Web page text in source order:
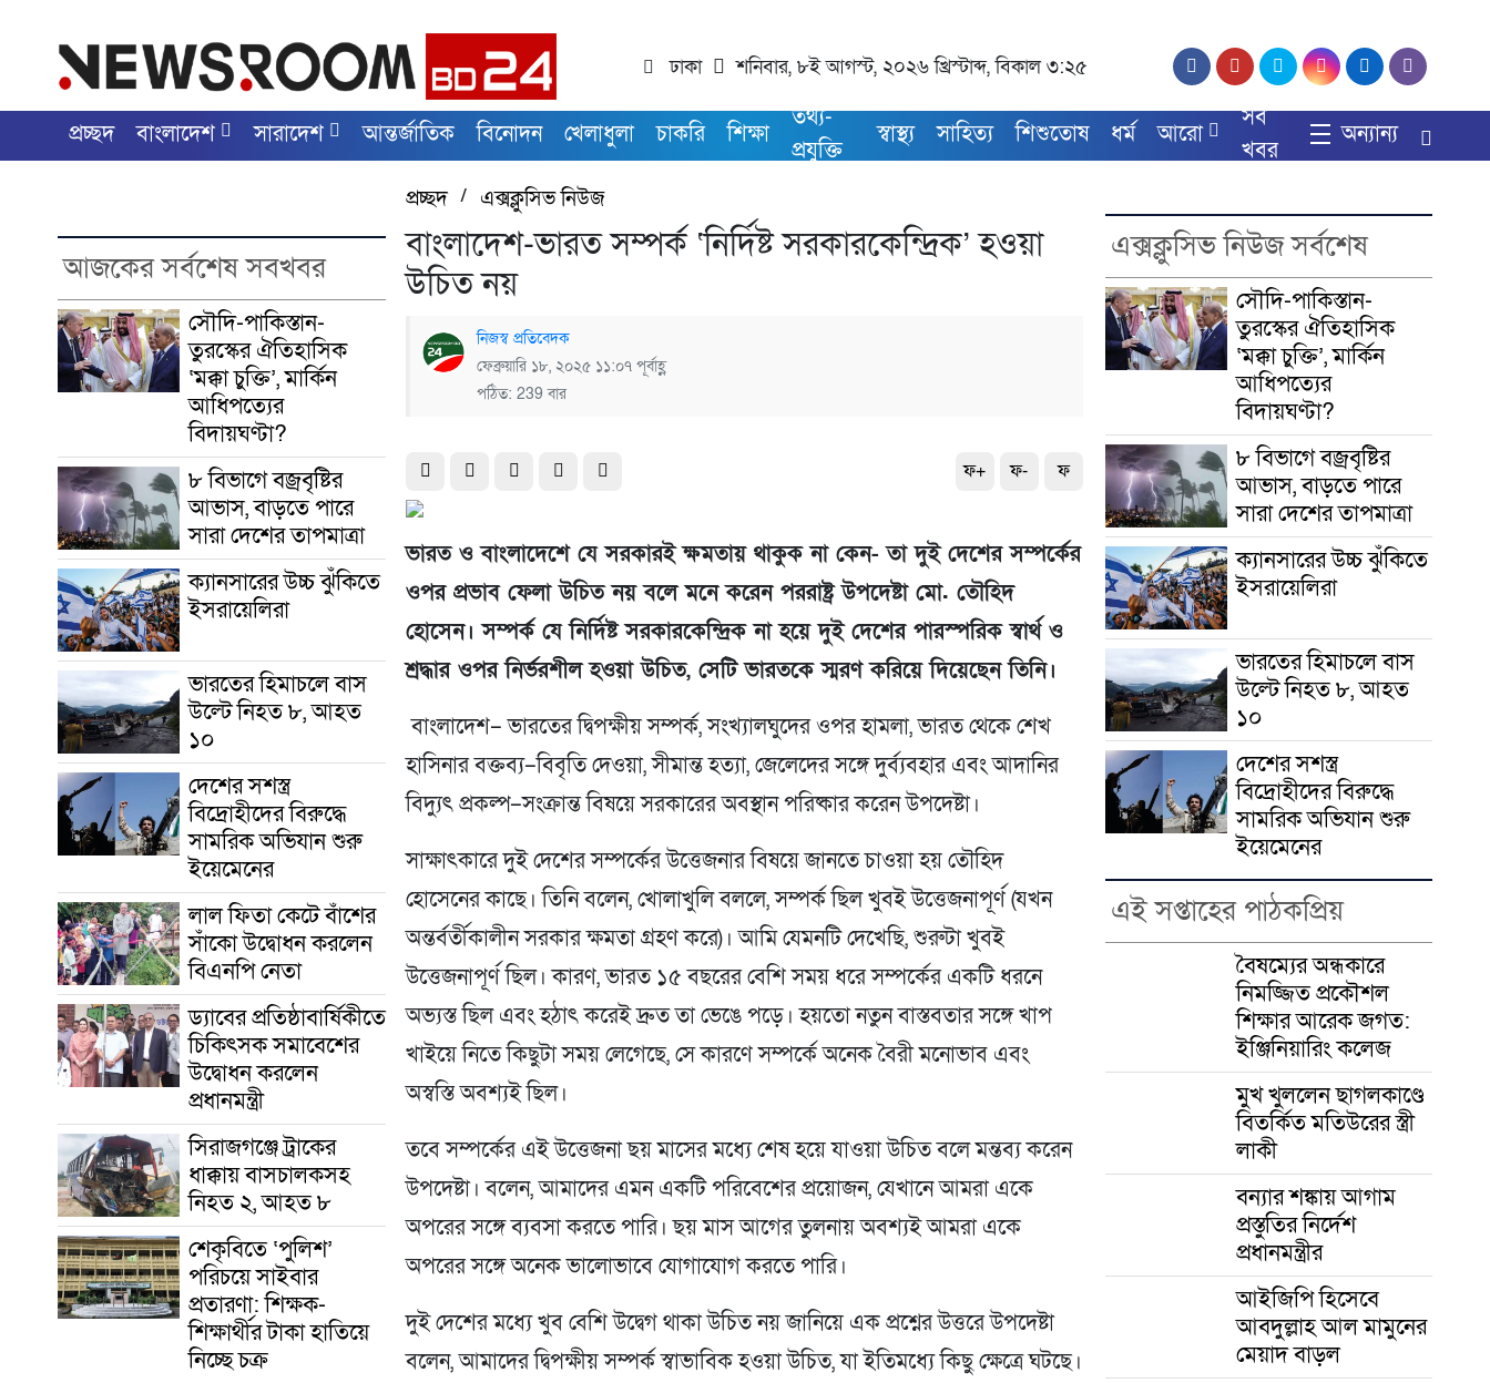
ঢাকা শনিবার, ৮ই আগস্ট, ২০২৬ খ্রিস্টাব্দ, বিকাল ৩:২৫
প্রচ্ছদ বাংলাদেশ সারাদেশ আন্তর্জাতিক বিনোদন খেলাধুলা চাকরি শিক্ষা
তথ্য-
প্রযুক্তি
স্বাস্থ্য সাহিত্য শিশুতোষ ধর্ম আরো
সব
খবর
অন্যান্য
আজকের সর্বশেষ সবখবর
সৌদি-পাকিস্তান-
তুরস্কের ঐতিহাসিক
‘মক্কা চুক্তি’, মার্কিন
আধিপত্যের
বিদায়ঘণ্টা?
৮ বিভাগে বজ্রবৃষ্টির
আভাস, বাড়তে পারে
সারা দেশের তাপমাত্রা
ক্যানসারের উচ্চ ঝুঁকিতে
ইসরায়েলিরা
ভারতের হিমাচলে বাস
উল্টে নিহত ৮, আহত
১০
দেশের সশস্ত্র
বিদ্রোহীদের বিরুদ্ধে
সামরিক অভিযান শুরু
ইয়েমেনের
লাল ফিতা কেটে বাঁশের
সাঁকো উদ্বোধন করলেন
বিএনপি নেতা
ড্যাবের প্রতিষ্ঠাবার্ষিকীতে
চিকিৎসক সমাবেশের
উদ্বোধন করলেন
প্রধানমন্ত্রী
সিরাজগঞ্জে ট্রাকের
ধাক্কায় বাসচালকসহ
নিহত ২, আহত ৮
শেকৃবিতে ‘পুলিশ’
পরিচয়ে সাইবার
প্রতারণা: শিক্ষক-
শিক্ষার্থীর টাকা হাতিয়ে
নিচ্ছে চক্র
প্রচ্ছদ/ এক্সক্লুসিভ নিউজ
বাংলাদেশ-ভারত সম্পর্ক ‘নির্দিষ্ট সরকারকেন্দ্রিক’ হওয়া
উচিত নয়
নিজস্ব প্রতিবেদক
ফেব্রুয়ারি ১৮, ২০২৫ ১১:০৭ পূর্বাহ্ণ
পঠিত: 239 বার
ফ+ ফ- ফ
ভারত ও বাংলাদেশে যে সরকারই ক্ষমতায় থাকুক না কেন- তা দুই দেশের সম্পর্কের
ওপর প্রভাব ফেলা উচিত নয় বলে মনে করেন পররাষ্ট্র উপদেষ্টা মো. তৌহিদ
হোসেন। সম্পর্ক যে নির্দিষ্ট সরকারকেন্দ্রিক না হয়ে দুই দেশের পারস্পরিক স্বার্থ ও
শ্রদ্ধার ওপর নির্ভরশীল হওয়া উচিত, সেটি ভারতকে স্মরণ করিয়ে দিয়েছেন তিনি।
বাংলাদেশ– ভারতের দ্বিপক্ষীয় সম্পর্ক, সংখ্যালঘুদের ওপর হামলা, ভারত থেকে শেখ
হাসিনার বক্তব্য–বিবৃতি দেওয়া, সীমান্ত হত্যা, জেলেদের সঙ্গে দুর্ব্যবহার এবং আদানির
বিদ্যুৎ প্রকল্প–সংক্রান্ত বিষয়ে সরকারের অবস্থান পরিষ্কার করেন উপদেষ্টা।
সাক্ষাৎকারে দুই দেশের সম্পর্কের উত্তেজনার বিষয়ে জানতে চাওয়া হয় তৌহিদ
হোসেনের কাছে। তিনি বলেন, খোলাখুলি বললে, সম্পর্ক ছিল খুবই উত্তেজনাপূর্ণ (যখন
অন্তর্বর্তীকালীন সরকার ক্ষমতা গ্রহণ করে)। আমি যেমনটি দেখেছি, শুরুটা খুবই
উত্তেজনাপূর্ণ ছিল। কারণ, ভারত ১৫ বছরের বেশি সময় ধরে সম্পর্কের একটি ধরনে
অভ্যস্ত ছিল এবং হঠাৎ করেই দ্রুত তা ভেঙে পড়ে। হয়তো নতুন বাস্তবতার সঙ্গে খাপ
খাইয়ে নিতে কিছুটা সময় লেগেছে, সে কারণে সম্পর্কে অনেক বৈরী মনোভাব এবং
অস্বস্তি অবশ্যই ছিল।
তবে সম্পর্কের এই উত্তেজনা ছয় মাসের মধ্যে শেষ হয়ে যাওয়া উচিত বলে মন্তব্য করেন
উপদেষ্টা। বলেন, আমাদের এমন একটি পরিবেশের প্রয়োজন, যেখানে আমরা একে
অপরের সঙ্গে ব্যবসা করতে পারি। ছয় মাস আগের তুলনায় অবশ্যই আমরা একে
অপরের সঙ্গে অনেক ভালোভাবে যোগাযোগ করতে পারি।
দুই দেশের মধ্যে খুব বেশি উদ্বেগ থাকা উচিত নয় জানিয়ে এক প্রশ্নের উত্তরে উপদেষ্টা
বলেন, আমাদের দ্বিপক্ষীয় সম্পর্ক স্বাভাবিক হওয়া উচিত, যা ইতিমধ্যে কিছু ক্ষেত্রে ঘটছে।
এক্সক্লুসিভ নিউজ সর্বশেষ
সৌদি-পাকিস্তান-
তুরস্কের ঐতিহাসিক
‘মক্কা চুক্তি’, মার্কিন
আধিপত্যের
বিদায়ঘণ্টা?
৮ বিভাগে বজ্রবৃষ্টির
আভাস, বাড়তে পারে
সারা দেশের তাপমাত্রা
ক্যানসারের উচ্চ ঝুঁকিতে
ইসরায়েলিরা
ভারতের হিমাচলে বাস
উল্টে নিহত ৮, আহত
১০
দেশের সশস্ত্র
বিদ্রোহীদের বিরুদ্ধে
সামরিক অভিযান শুরু
ইয়েমেনের
এই সপ্তাহের পাঠকপ্রিয়
বৈষম্যের অন্ধকারে
নিমজ্জিত প্রকৌশল
শিক্ষার আরেক জগত:
ইঞ্জিনিয়ারিং কলেজ
মুখ খুললেন ছাগলকাণ্ডে
বিতর্কিত মতিউরের স্ত্রী
লাকী
বন্যার শঙ্কায় আগাম
প্রস্তুতির নির্দেশ
প্রধানমন্ত্রীর
আইজিপি হিসেবে
আবদুল্লাহ আল মামুনের
মেয়াদ বাড়ল